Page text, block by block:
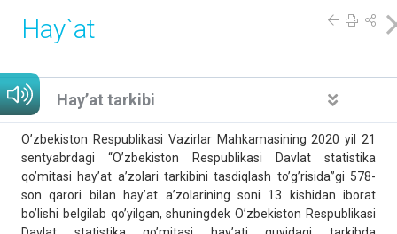
Hay`at
Hay’at tarkibi
O’zbekiston Respublikasi Vazirlar Mahkamasining 2020 yil 21
sentyabrdagi “O’zbekiston Respublikasi Davlat statistika
qo’mitasi hay’at a’zolari tarkibini tasdiqlash to’g’risida”gi 578-
son qarori bilan hay’at a’zolarining soni 13 kishidan iborat
bo’lishi belgilab qo’yilgan, shuningdek O’zbekiston Respublikasi